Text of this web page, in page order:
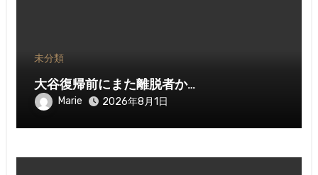
未分類
大谷復帰前にまた離脱者か…
Marie 2026年8月1日